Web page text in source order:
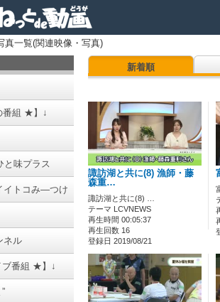
真一覧(関連映像・写真)
番組 ★】↓
と味プラス
イトコみ―つけ
ネル
番組 ★】↓
新着順
諏訪湖と共に(8) 漁師・藤
森重…
諏訪湖と共に(8) …
テーマ LCVNEWS
再生時間 00:05:37
再生回数 16
登録日 2019/08/21